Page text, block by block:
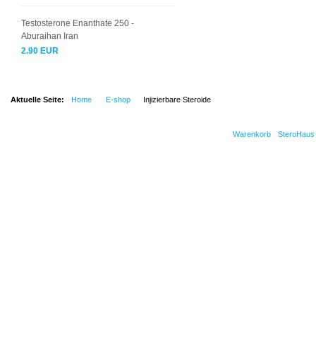
Testosterone Enanthate 250 -
Aburaihan Iran
2.90 EUR
Aktuelle Seite: Home E-shop Injizierbare Steroide
Warenkorb